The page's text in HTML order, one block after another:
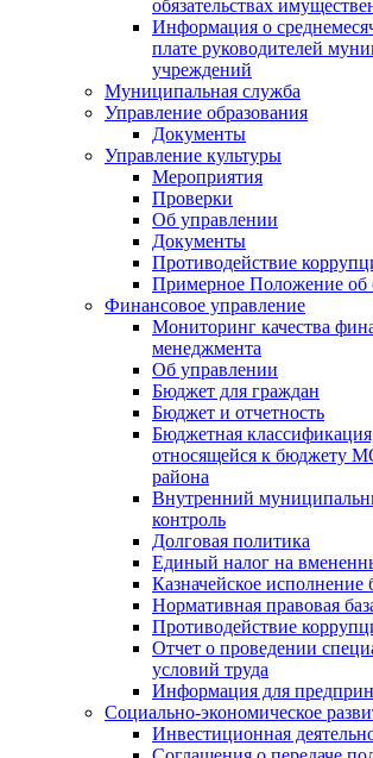
обязательствах
Информация о
плате руководителей
учреждений
Муниципальная служба
Управление образования
Документы
Управление культуры
Мероприятия
Проверки
Об управлении
Документы
Противодействие
Примерное Положение об
Финансовое управление
Мониторинг качества
менеджмента
Об управлении
Бюджет для граждан
Бюджет и отчетность
Бюджетная
относящейся к бюджету
района
Внутренний
контроль
Долговая политика
Единый налог на
Казначейское исполнение
Нормативная правовая
Противодействие
Отчет о проведении
условий труда
Информация для
Социально-экономическое
Инвестиционная